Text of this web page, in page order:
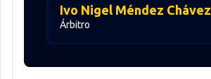
Árbitro
Ivo Nigel Méndez Chávez